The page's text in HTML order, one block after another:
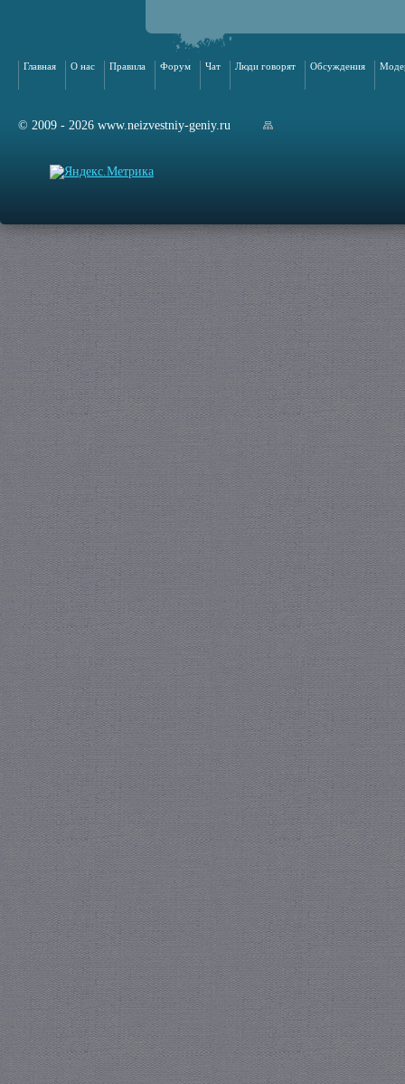
Главная О нас Правила Форум Чат Люди говорят Обсуждения
© 2009 - 2026 www.neizvestniy-geniy.ru
сайта